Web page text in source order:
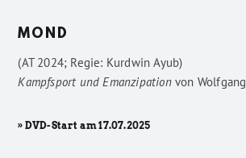
MOND
(AT 2024; Regie: Kurdwin Ayub)
Kampfsport und Emanzipationvon
» DVD-Start am 17.07.2025